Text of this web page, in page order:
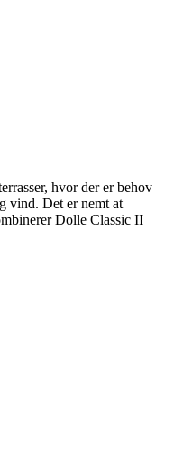
hvor der er behov
vind. Det er nemt at
Dolle Classic II